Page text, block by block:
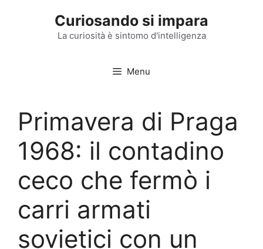
Curiosando si impara
La curiosità è sintomo d'intelligenza
Menu
Primavera di Praga
1968: il contadino
ceco che fermò i
carri armati
sovietici con un